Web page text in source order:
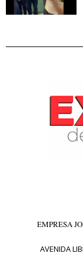
EMPRESA
AVENIDA